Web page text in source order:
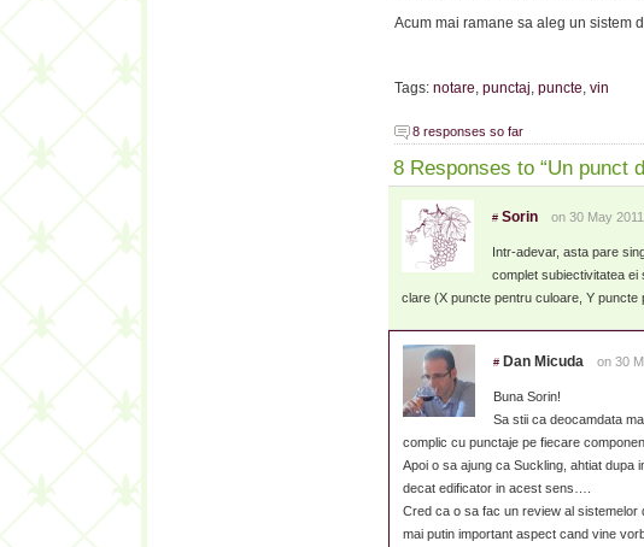
Acum mai ramane sa aleg un sistem
Tags: notare, punctaj, puncte, vin
8 responses so far
8 Responses to “Un punct
# Sorin on 30 May
Intr-adevar, asta pare
complet subiectivitatea ei
clare (X puncte pentru culoare, Y
# Dan Micuda on 30
Buna Sorin!
Sa stii ca deocamdata
complic cu punctaje pe fiecare
Apoi o sa ajung ca Suckling, ahtiat
decat edificator in acest sens….
Cred ca o sa fac un review al
mai putin important aspect cand vine